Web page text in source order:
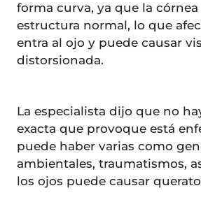
forma curva, ya que la
estructura normal, lo que
entra al ojo y puede causar
distorsionada.
La especialista dijo que no
exacta que provoque está
puede haber varias como
ambientales, traumatismos,
los ojos puede causar